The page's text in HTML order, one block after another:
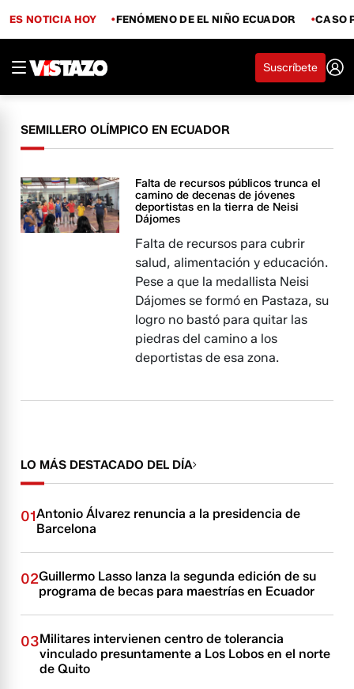
ES NOTICIA HOY FENÓMENO DE EL NIÑO ECUADOR CASO
Suscríbete
SEMILLERO OLÍMPICO EN ECUADOR
Falta de recursos públicos trunca el
camino de decenas de jóvenes
deportistas en la tierra de Neisi
Dájomes
Falta de recursos para cubrir
salud, alimentación y educación.
Pese a que la medallista Neisi
Dájomes se formó en Pastaza, su
logro no bastó para quitar las
piedras del camino a los
deportistas de esa zona.
LO MÁS DESTACADO DEL DÍA
01Antonio Álvarez renuncia a la presidencia de
Barcelona
02Guillermo Lasso lanza la segunda edición de su
programa de becas para maestrías en Ecuador
03Militares intervienen centro de tolerancia
vinculado presuntamente a Los Lobos en el norte
de Quito